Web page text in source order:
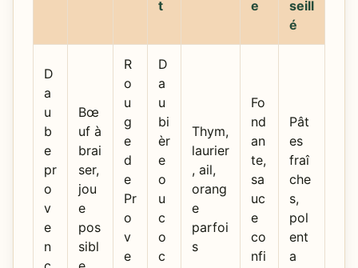
t
e
seill
é
D
a
u
b
e
pr
o
v
e
n
Bœ
uf à
brai
ser,
jou
e
pos
sibl
R
o
u
g
e
d
e
Pr
o
v
e
D
a
u
bi
èr
e
o
u
c
o
c
Thym,
laurier
, ail,
orang
e
parfoi
s
Fo
nd
an
te,
sa
uc
e
co
nfi
Pât
es
fraî
che
s,
pol
ent
a